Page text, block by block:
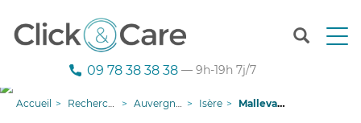
T
09 78 38 38 38 — 9h-19h 7j/7
Accueil Recherche aide à domicile Auvergne-Rhône-Alpes Isère Malleval-en-Vercors